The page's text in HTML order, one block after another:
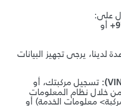
على:
أو
لدينا، يرجى تجهيز البيانات
تسجيل مركبتك، أو
خلال نظام المعلومات
معلومات الخدمة) أو